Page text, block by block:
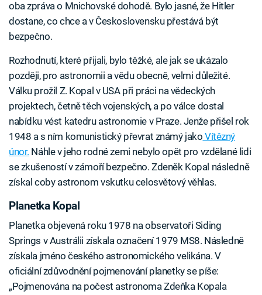
oba zpráva o Mnichovské dohodě. Bylo jasné, že Hitler
dostane, co chce a v Československu přestává být
bezpečno.
Rozhodnutí, které přijali, bylo těžké, ale jak se ukázalo
později, pro astronomii a vědu obecně, velmi důležité.
Válku prožil Z. Kopal v USA při práci na vědeckých
projektech, četně těch vojenských, a po válce dostal
nabídku vést katedru astronomie v Praze. Jenže přišel rok
1948 a s ním komunistický převrat známý jako Vítězný
únor. Náhle v jeho rodné zemi nebylo opět pro vzdělané lidi
se zkušeností v zámoří bezpečno. Zdeněk Kopal následně
získal coby astronom vskutku celosvětový věhlas.
Planetka Kopal
Planetka objevená roku 1978 na observatoři Siding
Springs v Austrálii získala označení 1979 MS8. Následně
získala jméno českého astronomického velikána. V
oficiální zdůvodnění pojmenování planetky se píše:
„Pojmenována na počest astronoma Zdeňka Kopala